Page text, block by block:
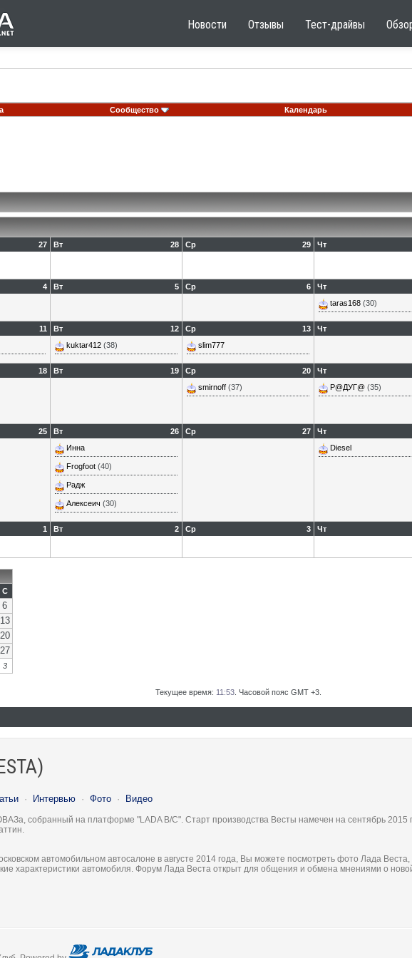
Новости Отзывы Тест-драйвы
Сообщество Календарь
27 28
Вт 29
Ср Чт
4 5
Вт 6
Ср
Чт
taras168 (30)
11 12
Вт
kuktar412 (38)
13
Ср
slim777
Чт
18 19
Вт 20
Ср
smirnoff (37)
Чт
Р@ДУГ@ (35)
25 26
Вт
Инна
Frogfoot (40)
Радж
Алексеич (30)
27
Ср
Чт
Diesel
1 2
Вт 3
Ср Чт
С
6
13
20
27
3
Текущее время: 11:53. Часовой пояс GMT +3.
· Интервью · Фото · Видео
собранный на платформе "LADA B/C". Старт производства Весты намечен на сентябрь 2015
автомобильном автосалоне в августе 2014 года, Вы можете посмотреть фото Лада Веста,
характеристики автомобиля. Форум Лада Веста открыт для общения и обмена мнениями о